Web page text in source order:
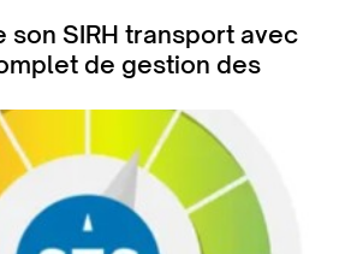
son SIRH transport avec
de gestion des